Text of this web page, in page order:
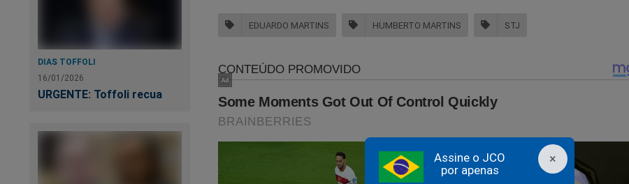
×
Assine o JCO
por apenas
DIAS TOFFOLI
16/01/2026
URGENTE: Toffoli recua
Em tempos de "censura ", precisamos da ajuda do nosso leitor.
Agora você pode assinar o Jornal da Cidade Online através de boleto bancário,
crédito ou PIX.
Por apenas R$ 9,99 mensais, você não terá nenhuma publicidade durante a sua
terá acesso a todo o conteúdo da Revista A Verdade.
É simples. É fácil. É rápido... Só depende de você! Faça agora a sua assinatura:
EDUARDO MARTINS HUMBERTO MARTINS STJ